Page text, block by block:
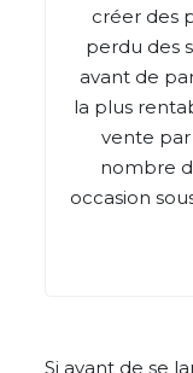
créer des
perdu des
avant de
la plus
vente par
nombre
occasion
Si avant de se